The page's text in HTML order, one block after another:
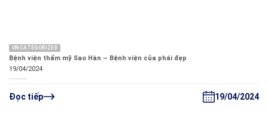
UNCATEGORIZED
Bệnh viện thẩm mỹ Sao Hàn – Bệnh viện của phái đẹp
19/04/2024
Đọc tiếp 19/04/2024